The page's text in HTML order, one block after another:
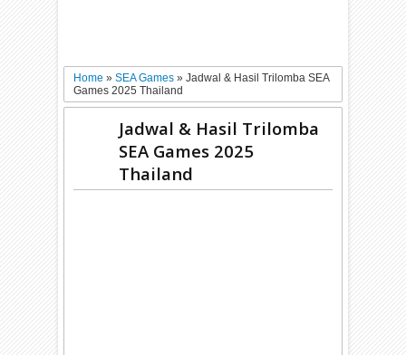
Home»SEA Games»Jadwal & Hasil Trilomba SEA
Games 2025 Thailand
Jadwal & Hasil Trilomba
SEA Games 2025
Thailand